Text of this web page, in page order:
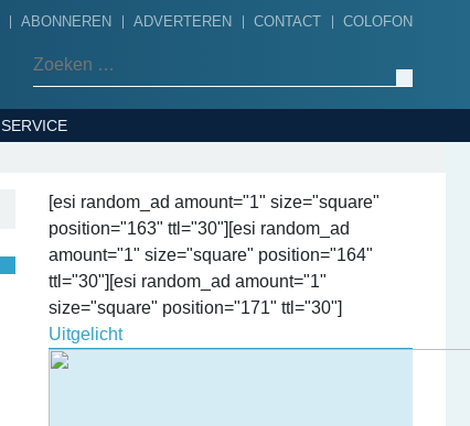
ABONNEREN ADVERTEREN CONTACT COLOFON
SERVICE
[esi random_ad amount="1" size="square"
position="163" ttl="30"][esi random_ad
amount="1" size="square" position="164"
ttl="30"][esi random_ad amount="1"
size="square" position="171" ttl="30"]
Uitgelicht